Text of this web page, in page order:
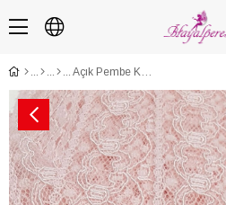
Açık Pembe Kolalı Kuğu Dantel